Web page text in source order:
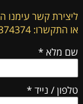
ליצירת קשר עימנו
או התקשרו: 053-3374374
שם מלא *
טלפון / נייד *